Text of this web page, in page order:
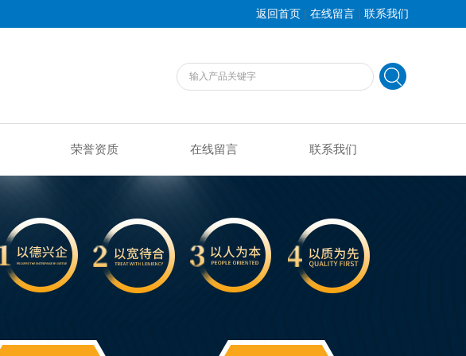
返回首页 | 在线留言 | 联系我们
荣誉资质 在线留言 联系我们